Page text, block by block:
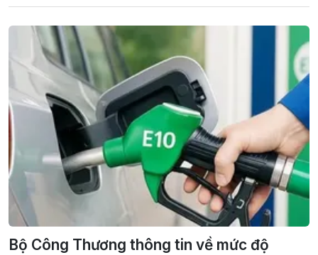
Bộ Công Thương thông tin về mức độ